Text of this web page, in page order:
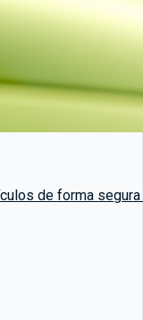
de forma